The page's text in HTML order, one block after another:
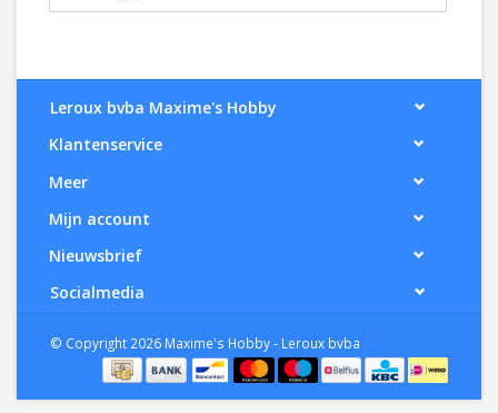
Leroux bvba Maxime's Hobby
Klantenservice
Meer
Mijn account
Nieuwsbrief
Socialmedia
© Copyright 2026 Maxime's Hobby - Leroux bvba